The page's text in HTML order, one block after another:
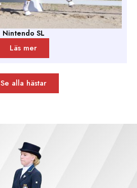
Nintendo SL
Läs mer
Se alla hästar